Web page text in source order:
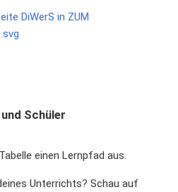
Schüler
einen Lernpfad aus.
Unterrichts? Schau auf